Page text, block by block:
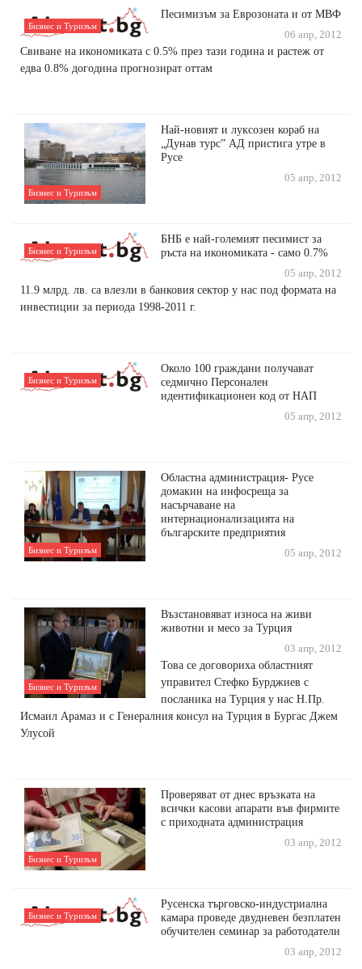
Бизнес и Туризъм
Песимизъм за Еврозоната и от МВФ
06 апр, 2012
Свиване на икономиката с 0.5% през тази година и растеж от
едва 0.8% догодина прогнозират оттам
Бизнес и Туризъм
Най-новият и луксозен кораб на
„Дунав турс” АД пристига утре в
Русе
05 апр, 2012
Бизнес и Туризъм
БНБ е най-големият песимист за
ръста на икономиката - само 0.7%
05 апр, 2012
11.9 млрд. лв. са влезли в банковия сектор у нас под формата на
инвестиции за периода 1998-2011 г.
Бизнес и Туризъм
Около 100 граждани получават
седмично Персонален
идентификационен код от НАП
05 апр, 2012
Бизнес и Туризъм
Областна администрация- Русе
домакин на инфосреща за
насърчаване на
интернационализацията на
българските предприятия
05 апр, 2012
Бизнес и Туризъм
Възстановяват износа на живи
животни и месо за Турция
03 апр, 2012
Това се договориха областният
управител Стефко Бурджиев с
посланика на Турция у нас Н.Пр.
Исмаил Арамаз и с Генералния консул на Турция в Бургас Джем
Улусой
Бизнес и Туризъм
Проверяват от днес връзката на
всички касови апарати във фирмите
с приходната администрация
03 апр, 2012
Бизнес и Туризъм
Русенскa търговско-индустриална
камара проведе двудневен безплатен
обучителен семинар за работодатели
03 апр, 2012